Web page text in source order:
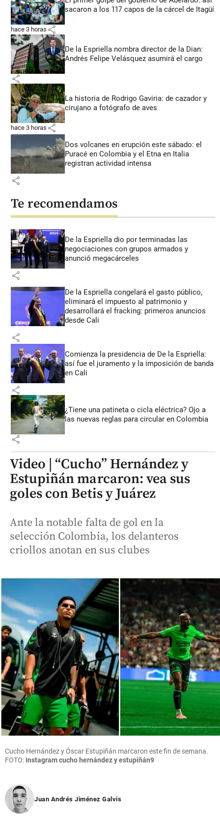
sacaron a los 117 capos de la cárcel de Itagüí
hace 3 horas share
De la Espriella nombra director de la Dian:
Andrés Felipe Velásquez asumirá el cargo
share
La historia de Rodrigo Gaviria: de cazador y
cirujano a fotógrafo de aves
hace 3 horas share
Dos volcanes en erupción este sábado: el
Puracé en Colombia y el Etna en Italia
registran actividad intensa
share
Te recomendamos
De la Espriella dio por terminadas las
negociaciones con grupos armados y
anunció megacárceles
share
De la Espriella congelará el gasto público,
eliminará el impuesto al patrimonio y
desarrollará el fracking: primeros anuncios
desde Cali
share
Comienza la presidencia de De la Espriella:
así fue el juramento y la imposición de banda
en Cali
share
¿Tiene una patineta o cicla eléctrica? Ojo a
las nuevas reglas para circular en Colombia
share
Video | “Cucho” Hernández y
Estupiñán marcaron: vea sus
goles con Betis y Juárez
Ante la notable falta de gol en la
selección Colombia, los delanteros
criollos anotan en sus clubes
Cucho Hernández y Óscar Estupiñán marcaron este fin de semana.
FOTO: Instagram cucho hernández y estupiñán9
Juan Andrés Jiménez Galvis